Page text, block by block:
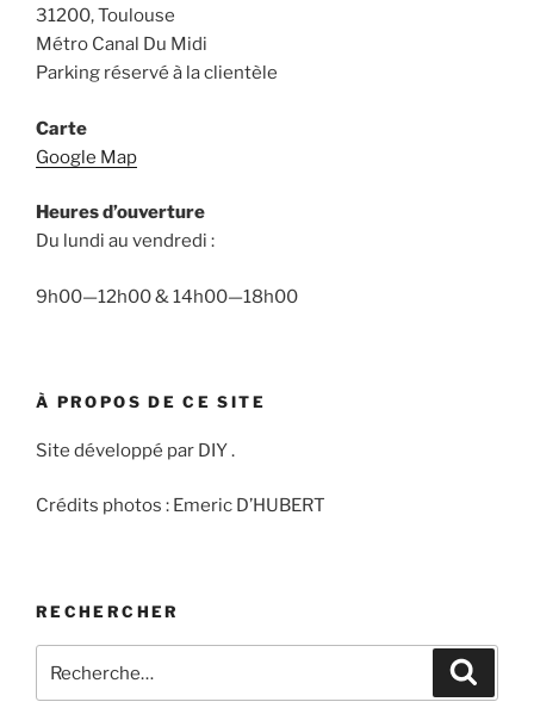
31200, Toulouse
Métro Canal Du Midi
Parking réservé à la clientèle
Carte
Google Map
Heures d’ouverture
Du lundi au vendredi :
9h00—12h00 & 14h00—18h00
À PROPOS DE CE SITE
Site développé par DIY .
Crédits photos : Emeric D’HUBERT
RECHERCHER
pour